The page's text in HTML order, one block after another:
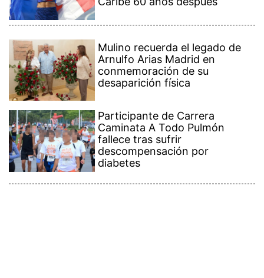
Mulino recuerda el legado de
Arnulfo Arias Madrid en
conmemoración de su
desaparición física
Participante de Carrera
Caminata A Todo Pulmón
fallece tras sufrir
descompensación por
diabetes